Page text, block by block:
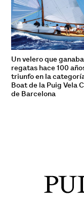
Un velero que ganaba
regatas hace 100
triunfo en la
Boat de la Puig Vela
de Barcelona